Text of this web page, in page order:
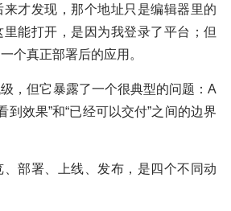
才发现，那个地址只是编辑器里的
能打开，是因为我登录了平台；但
个真正部署后的应用。
，但它暴露了一个很典型的问题：A
到效果”和“已经可以交付”之间的边界
部署、上线、发布，是四个不同动